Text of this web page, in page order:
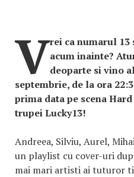
Vrei ca numarul 13
acum inainte?
deoparte si vino
septembrie, de la ora
prima data pe scena
trupei Lucky13!
Andreea, Silviu, Aurel,
un playlist cu cover-uri
mai mari artisti ai tuturor